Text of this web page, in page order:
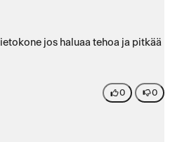
jos haluaa tehoa ja pitkää
0 0